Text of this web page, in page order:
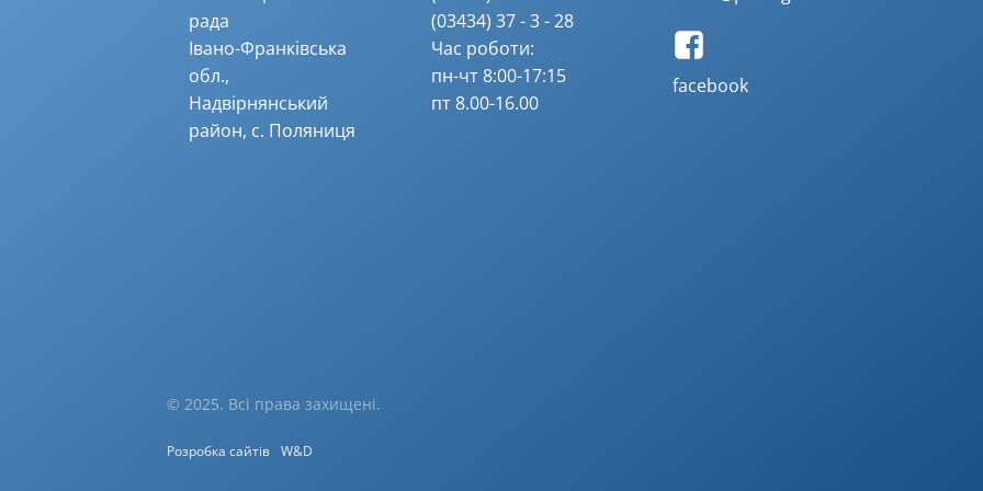
рада
Івано-Франківська
обл.,
Надвірнянський
район, с. Поляниця
(03434) 37 - 3 - 28
Час роботи:
пн-чт 8:00-17:15
пт 8.00-16.00
facebook
© 2025. Всі права захищені.
Розробка сайтів W&D